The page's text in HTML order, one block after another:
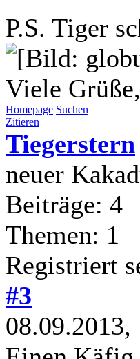
P.S. Tiger
Viele
Homepage Suchen
Zitieren
Tiegerstern
neuer
Beiträge: 4
Themen: 1
Registriert
#3
08.09.2013,